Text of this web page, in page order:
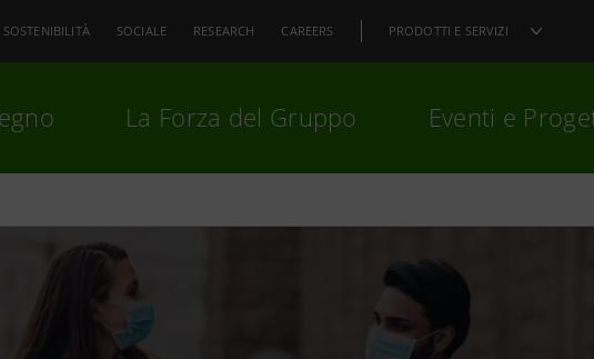
SOSTENIBILITÀ SOCIALE RESEARCH CAREERS PRODOTTI E SERVIZI
La Forza del Gruppo Eventi e
per cercare o